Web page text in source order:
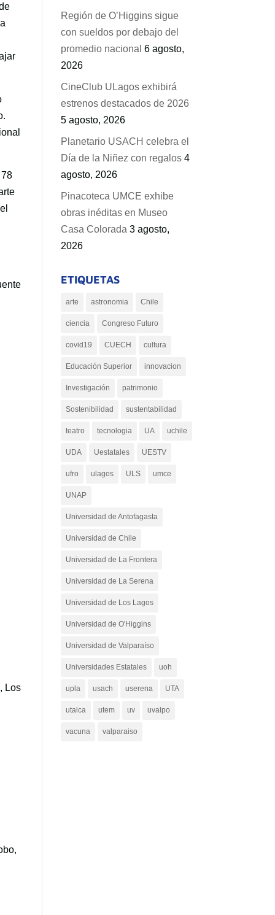
Los
Región de O’Higgins sigue
con sueldos por debajo del
promedio nacional 6 agosto,
2026
CineClub ULagos exhibirá
estrenos destacados de 2026
5 agosto, 2026
Planetario USACH celebra el
Día de la Niñez con regalos 4
agosto, 2026
Pinacoteca UMCE exhibe
obras inéditas en Museo
Casa Colorada 3 agosto,
2026
ETIQUETAS
arte astronomia Chile
ciencia Congreso Futuro
covid19 CUECH cultura
Educación Superior innovacion
Investigación patrimonio
Sostenibilidad sustentabilidad
teatro tecnologia UA uchile
UDA Uestatales UESTV
ufro ulagos ULS umce
UNAP
Universidad de Antofagasta
Universidad de Chile
Universidad de La Frontera
Universidad de La Serena
Universidad de Los Lagos
Universidad de O'Higgins
Universidad de Valparaíso
Universidades Estatales uoh
upla usach userena UTA
utalca utem uv uvalpo
vacuna valparaiso